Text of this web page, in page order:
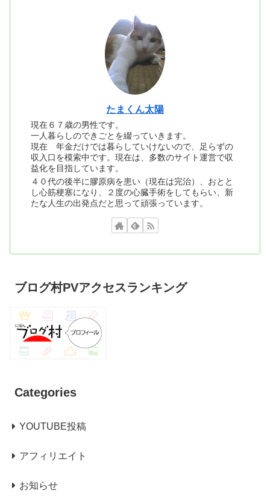
たまくん太陽
現在６７歳の男性です。
一人暮らしのできごとを綴っていきます。
現在 年金だけでは暮らしていけないので、足らずの
収入口を模索中です。現在は、多数のサイト運営で収
益化を目指しています。
４０代の後半に膠原病を患い（現在は完治）、おとと
し心筋梗塞になり、２度の心臓手術をしてもらい、新
たな人生の出発点だと思って頑張っています。
ブログ村PVアクセスランキング
Categories
YOUTUBE投稿
アフィリエイト
お知らせ